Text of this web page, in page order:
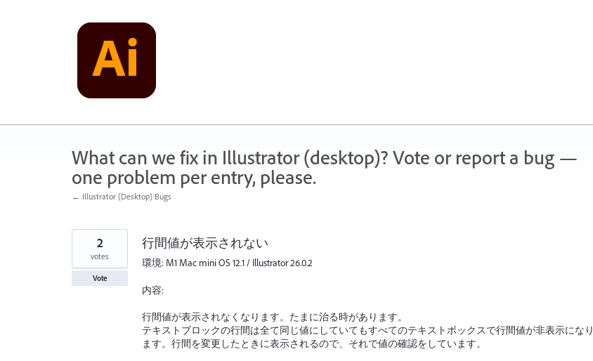
What can we fix in Illustrator (desktop)? Vote or report a bug —
one problem per entry, please.
← Illustrator (Desktop) Bugs
行間値が表示されない
環境: M1 Mac mini OS 12.1 / Illustrator 26.0.2
内容:
行間値が表示されなくなります。たまに治る時があります。
テキストブロックの行間は全て同じ値にしていてもすべてのテキストボックスで行間値が非表示になり
ます。行間を変更したときに表示されるので、それで値の確認をしています。
2
votes
Vote